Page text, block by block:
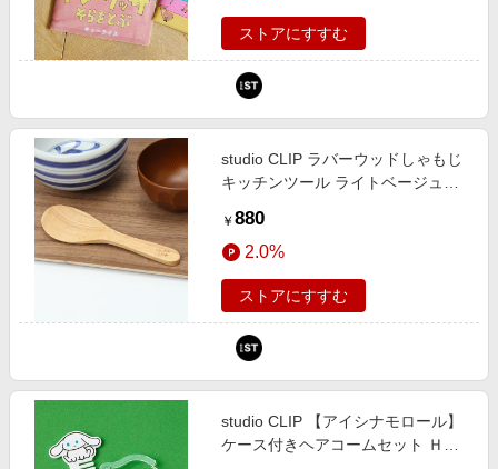
ストアにすすむ
studio CLIP ラバーウッドしゃもじ
キッチンツール ライトベージュ
and ST アンドエスティ（旧ドット
エスティ）
￥ 880
2.0%
ストアにすすむ
studio CLIP 【アイシナモロール】
ケース付きヘアコームセット Ｈ＆